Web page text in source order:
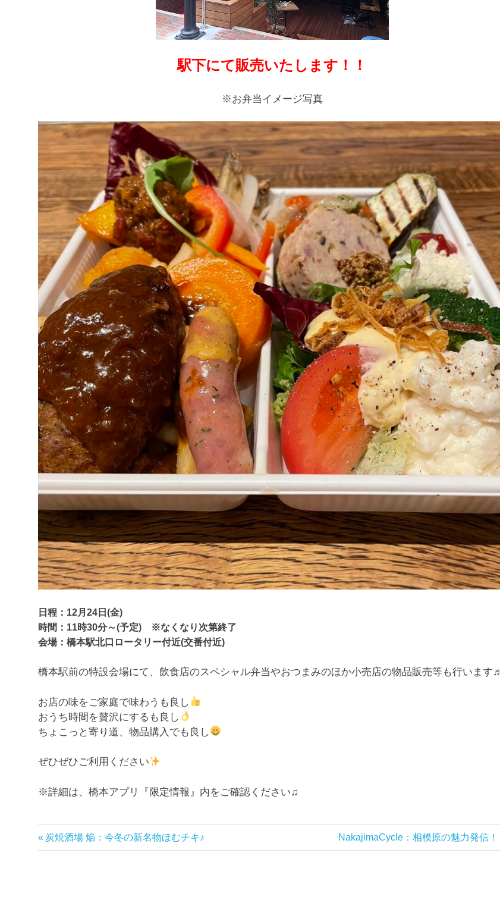
駅下にて販売いたします！！
※お弁当イメージ写真
日程：12月24日(金)
時間：11時30分～(予定) ※なくなり次第終了
会場：橋本駅北口ロータリー付近(交番付近)
橋本駅前の特設会場にて、飲食店のスペシャル弁当やおつまみのほか小売店の物品販売等も行います♬
お店の味をご家庭で味わうも良し
おうち時間を贅沢にするも良し
ちょこっと寄り道、物品購入でも良し
ぜひぜひご利用ください
※詳細は、橋本アプリ『限定情報』内をご確認ください♫
投
前
の
炭焼酒場 焔：今冬の新名物ほむチキ♪
次
の
NakajimaCycle：相模原の魅力発信！